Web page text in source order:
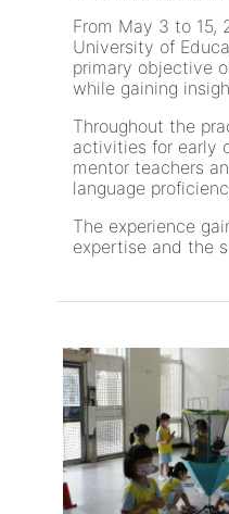
From May 3 to
University of
primary objective
while gaining
Throughout the
activities for early
mentor teachers
language
The experience
expertise and the